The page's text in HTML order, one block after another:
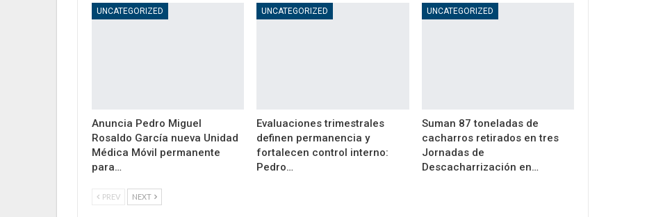
UNCATEGORIZED
Anuncia Pedro Miguel
Rosaldo García nueva Unidad
Médica Móvil permanente
para…
UNCATEGORIZED
Evaluaciones trimestrales
definen permanencia y
fortalecen control interno:
Pedro…
UNCATEGORIZED
Suman 87 toneladas de
cacharros retirados en tres
Jornadas de
Descacharrización en…
PREV NEXT